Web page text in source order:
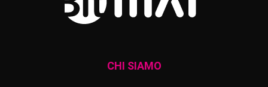
CHI SIAMO